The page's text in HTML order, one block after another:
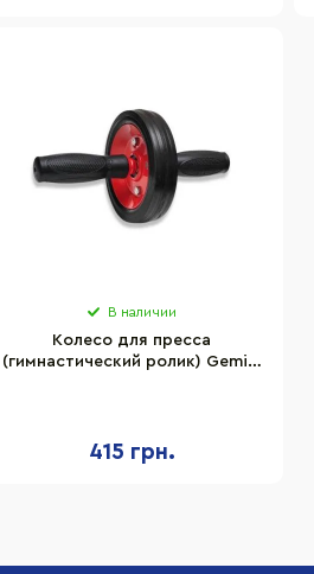
В наличии
Колесо для пресса
(гимнастический ролик) Gemini
415 грн.